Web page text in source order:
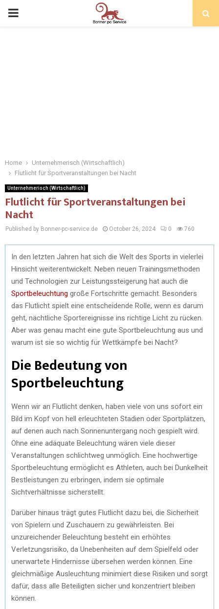
Home
Unternehmerisch (Wirtschaftlich)
Flutlicht für Sportveranstaltungen bei Nacht
Unternehmerisch (Wirtschaftlich)
Flutlicht für Sportveranstaltungen bei
Nacht
Published by Bonner-pc-service.de October 26, 2024 0 760
In den letzten Jahren hat sich die Welt des Sports in vielerlei
Hinsicht weiterentwickelt. Neben neuen Trainingsmethoden
und Technologien zur Leistungssteigerung hat auch die
Sportbeleuchtung große Fortschritte gemacht. Besonders
das Flutlicht spielt eine entscheidende Rolle, wenn es darum
geht, nächtliche Sportereignisse ins richtige Licht zu rücken.
Aber was genau macht eine gute Sportbeleuchtung aus und
warum ist sie so wichtig für Wettkämpfe bei Nacht?
Die Bedeutung von
Sportbeleuchtung
Wenn wir an Flutlicht denken, haben viele von uns sofort ein
Bild im Kopf von hell erleuchteten Stadien oder Sportplätzen,
auf denen auch nach Sonnenuntergang noch gespielt wird.
Ohne eine adäquate Beleuchtung wären viele dieser
Veranstaltungen schlichtweg unmöglich. Eine hochwertige
Sportbeleuchtung ermöglicht es Athleten, auch bei Dunkelheit
Bestleistungen zu erbringen, indem sie optimale
Sichtverhältnisse sicherstellt.
Darüber hinaus trägt gutes Flutlicht dazu bei, die Sicherheit
von Spielern und Zuschauern zu gewährleisten. Bei
unzureichender Beleuchtung besteht ein erhöhtes
Verletzungsrisiko, da Unebenheiten auf dem Spielfeld oder
unerwartete Hindernisse übersehen werden können. Eine
gleichmäßige Ausleuchtung minimiert diese Risiken und sorgt
dafür, dass alle Beteiligten sicher und konzentriert bleiben
können.